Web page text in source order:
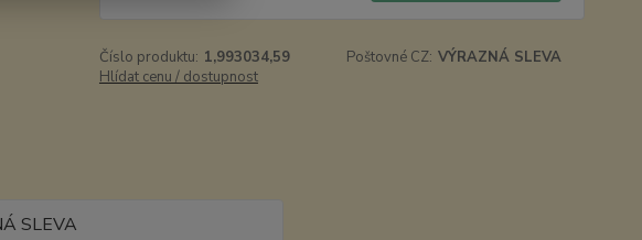
Číslo produktu: 1,993034,59 Poštovné CZ: VÝRAZNÁ SLEVA
Hlídat cenu / dostupnost
SLEVA